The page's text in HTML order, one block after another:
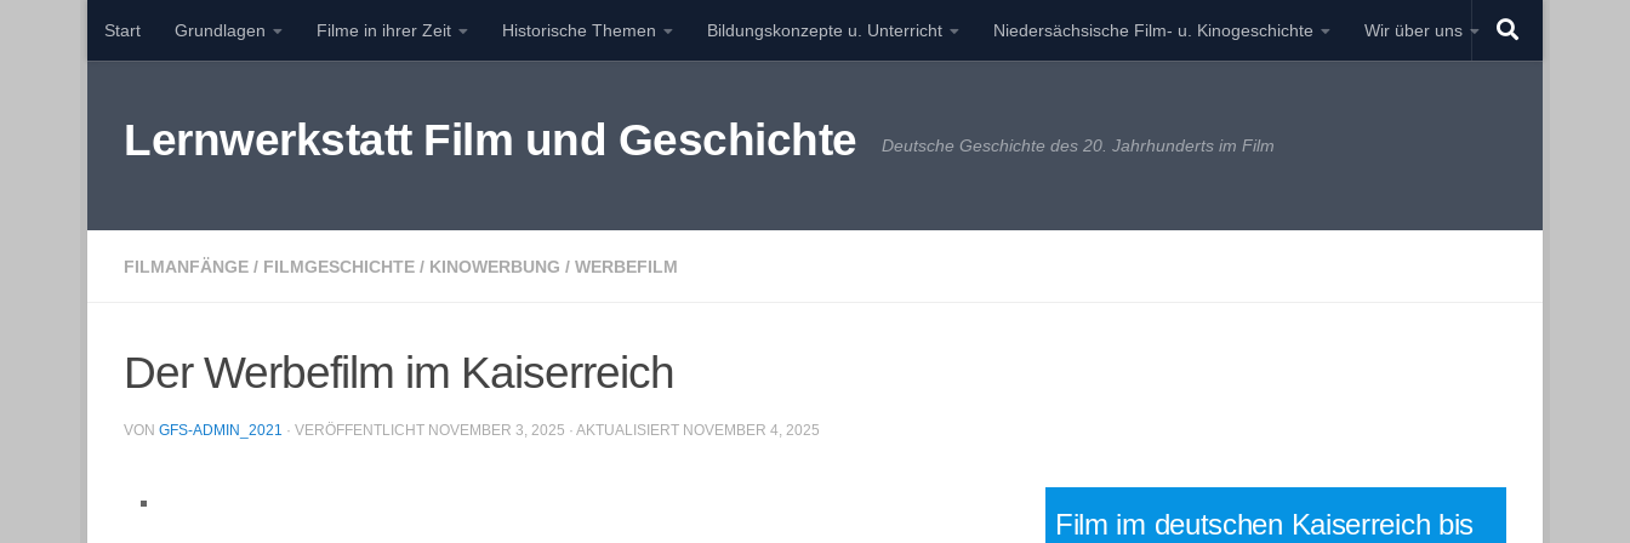
Zum Inhalt springen
Start Grundlagen Filme in ihrer Zeit Historische Themen Bildungskonzepte u. Unterricht Niedersächsische Film- u. Kinogeschichte Wir über uns
Lernwerkstatt Film und Geschichte Deutsche Geschichte des 20. Jahrhunderts im Film
FILMANFÄNGE / FILMGESCHICHTE / KINOWERBUNG / WERBEFILM
Der Werbefilm im Kaiserreich
VON GFS-ADMIN_2021 · VERÖFFENTLICHT NOVEMBER 3, 2025 · AKTUALISIERT NOVEMBER 4, 2025
Film im deutschen Kaiserreich bis